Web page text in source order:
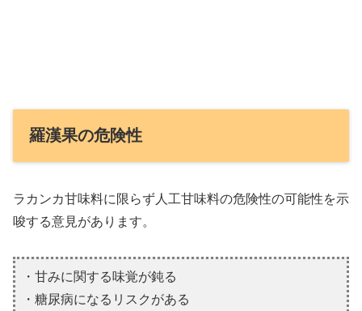
羅漢果の危険性
ラカンカ甘味料に限らず人工甘味料の危険性の可能性を示
唆する意見があります。
・甘みに関する味覚が鈍る
・糖尿病になるリスクがある